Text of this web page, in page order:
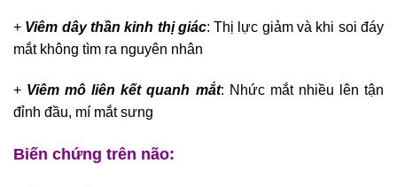
+ Viêm dây thần kinh thị giác: Thị lực giảm và khi soi đáy
mắt không tìm ra nguyên nhân
+ Viêm mô liên kết quanh mắt: Nhức mắt nhiều lên tận
đỉnh đầu, mí mắt sưng
Biến chứng trên não: